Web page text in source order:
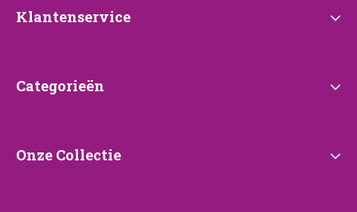
Klantenservice
Klantenservice
Categorieën
Categorieën
Onze
Onze Collectie